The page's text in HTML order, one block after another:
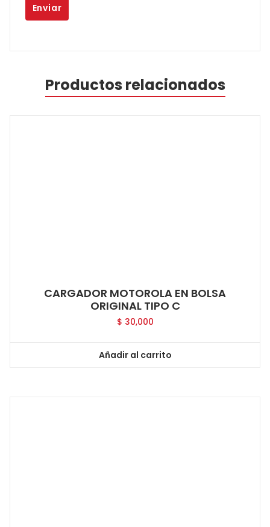
Productos relacionados
CARGADOR MOTOROLA EN BOLSA
ORIGINAL TIPO C
$ 30,000
Añadir al carrito